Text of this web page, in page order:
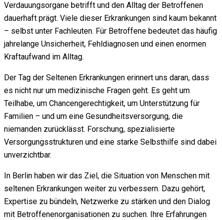
Verdauungsorgane betrifft und den Alltag der Betroffenen
dauerhaft prägt. Viele dieser Erkrankungen sind kaum bekannt
– selbst unter Fachleuten. Für Betroffene bedeutet das häufig
jahrelange Unsicherheit, Fehldiagnosen und einen enormen
Kraftaufwand im Alltag.
Der Tag der Seltenen Erkrankungen erinnert uns daran, dass
es nicht nur um medizinische Fragen geht. Es geht um
Teilhabe, um Chancengerechtigkeit, um Unterstützung für
Familien – und um eine Gesundheitsversorgung, die
niemanden zurücklässt. Forschung, spezialisierte
Versorgungsstrukturen und eine starke Selbsthilfe sind dabei
unverzichtbar.
In Berlin haben wir das Ziel, die Situation von Menschen mit
seltenen Erkrankungen weiter zu verbessern. Dazu gehört,
Expertise zu bündeln, Netzwerke zu stärken und den Dialog
mit Betroffenenorganisationen zu suchen. Ihre Erfahrungen